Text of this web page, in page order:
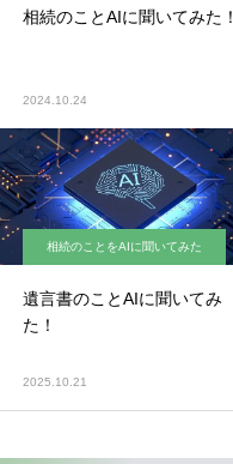
相続のことAIに聞いてみた！
2024.10.24
相続のことをAIに聞いてみた
遺言書のことAIに聞いてみ
た！
2025.10.21